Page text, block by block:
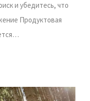
и убедитесь, что
Продуктовая